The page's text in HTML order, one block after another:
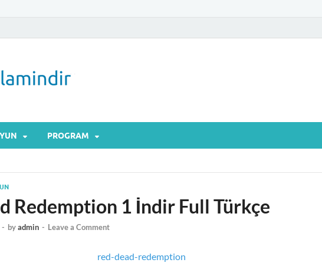
PROGRAM
Redemption 1 İndir Full Türkçe
- byadmin - Leave a Comment